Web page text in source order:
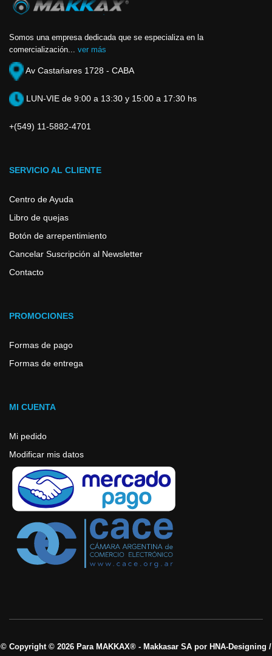
Somos una empresa dedicada que se especializa en la
comercialización... ver más
Av Castańares 1728 - CABA
LUN-VIE de 9:00 a 13:30 y 15:00 a 17:30 hs
+(549) 11-5882-4701
SERVICIO AL CLIENTE
Centro de Ayuda
Libro de quejas
Botón de arrepentimiento
Cancelar Suscripción al Newsletter
Contacto
PROMOCIONES
Formas de pago
Formas de entrega
MI CUENTA
Mi pedido
Modificar mis datos
© Copyright © 2026 Para MAKKAX® - Makkasar SA por HNA-Designing /